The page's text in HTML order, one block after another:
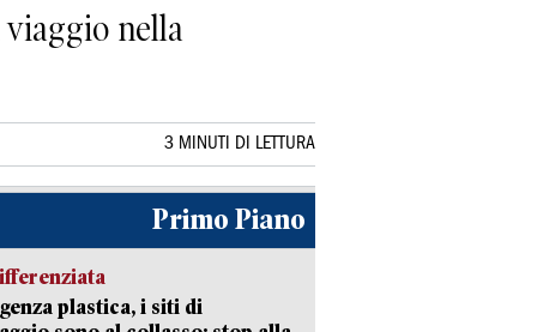
nella
3 MINUTI DI LETTURA
Primo Piano
plastica, i siti di